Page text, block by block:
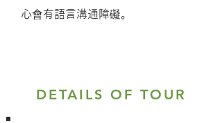
心會有語言溝通障礙。
DETAILS OF TOUR